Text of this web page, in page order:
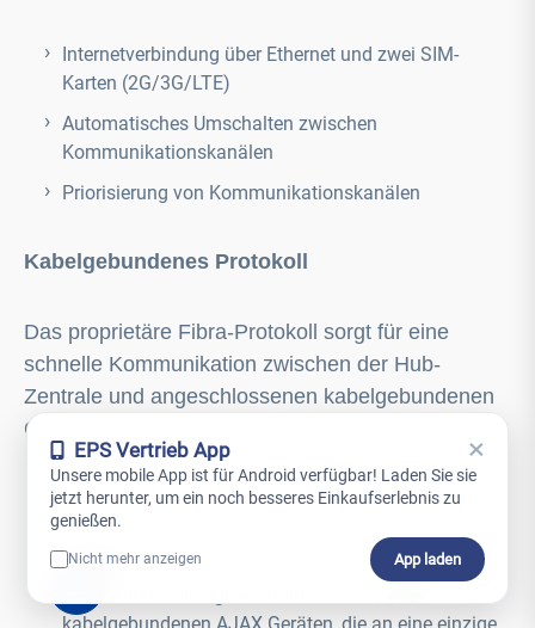
Internetverbindung über Ethernet und zwei SIM-
Karten (2G/3G/LTE)
Automatisches Umschalten zwischen
Kommunikationskanälen
Priorisierung von Kommunikationskanälen
Kabelgebundenes Protokoll
Das proprietäre Fibra-Protokoll sorgt für eine
schnelle Kommunikation zwischen der Hub-
Zentrale und angeschlossenen kabelgebundenen
Geräten.
Bietet eine Kommunikationsreichweite von bis zu
2000 m (6550 ft)² ohne externe Stromversorgung
oder Erweiterungen
EPS Vertrieb App ×
Unsere mobile App ist für Android verfügbar! Laden Sie sie
jetzt herunter, um ein noch besseres Einkaufserlebnis zu
genießen.
Nicht mehr anzeigen App laden